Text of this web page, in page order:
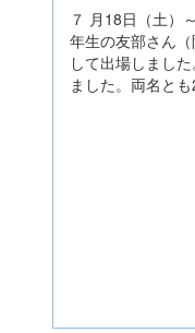
７ 月18日（土）
年生の友部さん
して出場しまし
ました。両名と